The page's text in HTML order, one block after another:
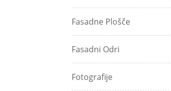
Fasadne Plošče
Fasadni Odri
Fotografije